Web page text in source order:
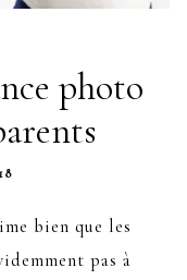
photo
bien que les
pas à